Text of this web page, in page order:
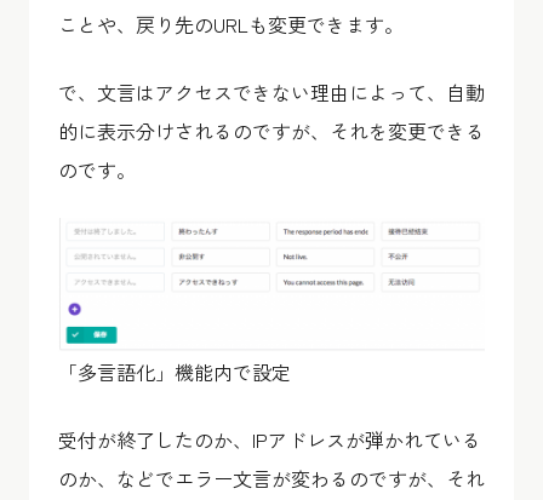
ことや、戻り先のURLも変更できます。
で、文言はアクセスできない理由によって、自動
的に表示分けされるのですが、それを変更できる
のです。
「多言語化」機能内で設定
受付が終了したのか、IPアドレスが弾かれている
のか、などでエラー文言が変わるのですが、それ